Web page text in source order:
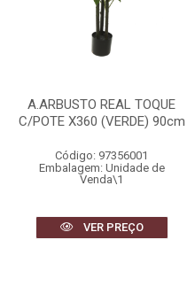
A.ARBUSTO REAL TOQUE
C/POTE X360 (VERDE) 90cm
Código: 97356001
Embalagem: Unidade de
Venda\1
VER PREÇO